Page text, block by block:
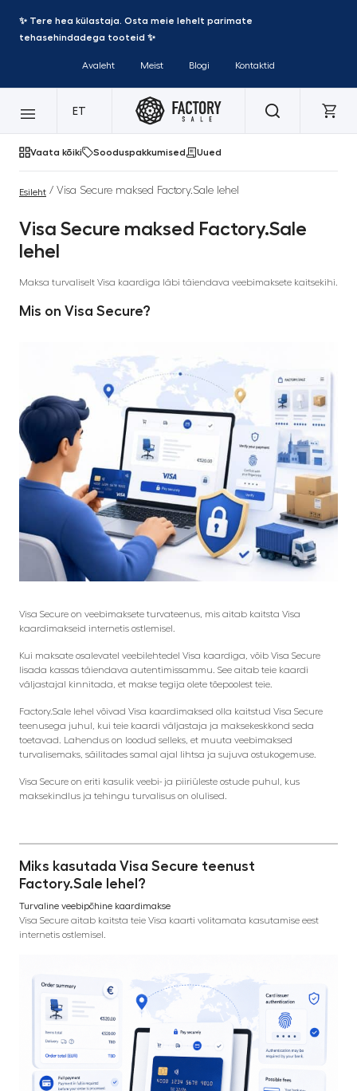
✨ Tere hea külastaja. Osta meie lehelt parimate
tehasehindadega tooteid ✨
Avaleht Meist Blogi Kontaktid
ET
Vaata kõiki Sooduspakkumised Uued
Esileht / Visa Secure maksed Factory.Sale lehel
Visa Secure maksed Factory.Sale
lehel
Maksa turvaliselt Visa kaardiga läbi täiendava veebimaksete kaitsekihi.
Mis on Visa Secure?
Visa Secure on veebimaksete turvateenus, mis aitab kaitsta Visa
kaardimakseid internetis ostlemisel.
Kui maksate osalevatel veebilehtedel Visa kaardiga, võib Visa Secure
lisada kassas täiendava autentimissammu. See aitab teie kaardi
väljastajal kinnitada, et makse tegija olete tõepoolest teie.
Factory.Sale lehel võivad Visa kaardimaksed olla kaitstud Visa Secure
teenusega juhul, kui teie kaardi väljastaja ja maksekeskkond seda
toetavad. Lahendus on loodud selleks, et muuta veebimaksed
turvalisemaks, säilitades samal ajal lihtsa ja sujuva ostukogemuse.
Visa Secure on eriti kasulik veebi- ja piiriüleste ostude puhul, kus
maksekindlus ja tehingu turvalisus on olulised.
Miks kasutada Visa Secure teenust
Factory.Sale lehel?
Turvaline veebipõhine kaardimakse
Visa Secure aitab kaitsta teie Visa kaarti volitamata kasutamise eest
internetis ostlemisel.